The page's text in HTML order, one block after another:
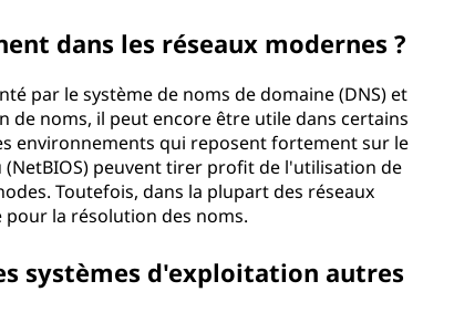
dans les réseaux modernes ?
par le système de noms de domaine (DNS) et
noms, il peut encore être utile dans certains
environnements qui reposent fortement sur le
peuvent tirer profit de l'utilisation de
Toutefois, dans la plupart des réseaux
pour la résolution des noms.
systèmes d'exploitation autres